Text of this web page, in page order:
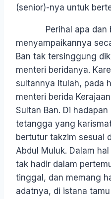
(senior)-nya untuk
Perihal apa dan
menyampaikannya
Ban tak tersinggung
menteri beridanya.
sultannya itulah, pada
menteri berida
Sultan Ban. Di
tetangga yang
bertutur takzim sesuai
Abdul Muluk. Dalam
tak hadir dalam
tinggal, dan memang
adatnya, di istana